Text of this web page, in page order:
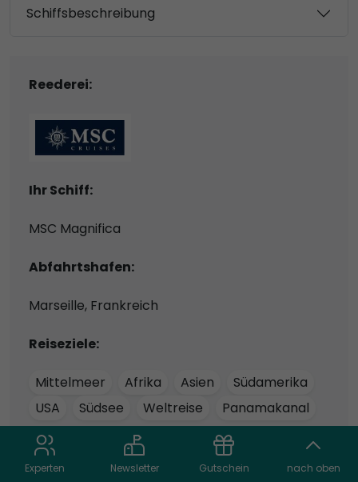
Schiffsbeschreibung
Reederei:
Ihr Schiff:
MSC Magnifica
Abfahrtshafen:
Marseille, Frankreich
Reiseziele:
Mittelmeer Afrika Asien
Südamerika
USA
Südsee Weltreise Panamakanal
Themen:
Experten Newsletter Gutschein nach oben